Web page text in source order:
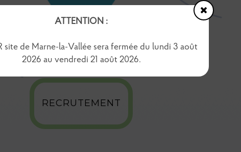
RECRUTEMENT
ATTENTION :
site de Marne-la-Vallée sera fermée du lundi 3 août
2026 au vendredi 21 août 2026.